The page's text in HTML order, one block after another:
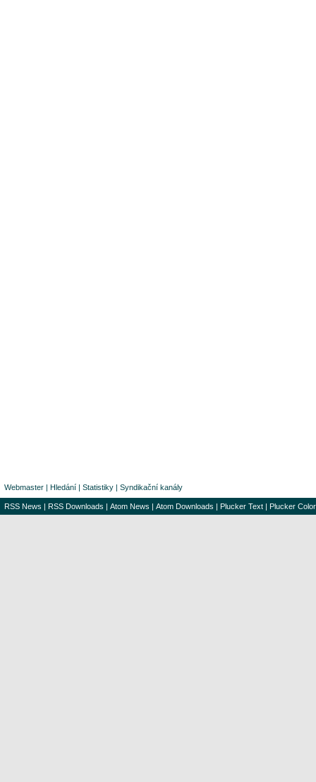
Webmaster | Hledání | Statistiky | Syndikační kanály
RSS News | RSS Downloads | Atom News | Atom Downloads | Plucker Text | Plucker Color